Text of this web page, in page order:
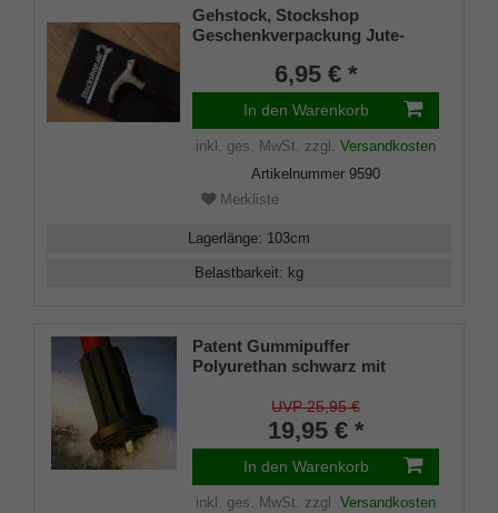
Gehstock, Stockshop
Geschenkverpackung Jute-
Klettverschluss6,95 € *
In den Warenkorb
inkl. ges. MwSt. zzgl. Versandkosten
Artikelnummer 9590
Merkliste
Lagerlänge: 103cm
Belastbarkeit: kg
Patent Gummipuffer
Polyurethan schwarz mit
Gehstöcke aus Holz und Metall,
flexibler Schaft für
Durchmesser von ca. 17-22 mm
UVP 25,95 €
19,95 € *
In den Warenkorb
inkl. ges. MwSt. zzgl. Versandkosten